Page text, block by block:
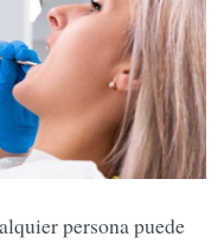
persona puede